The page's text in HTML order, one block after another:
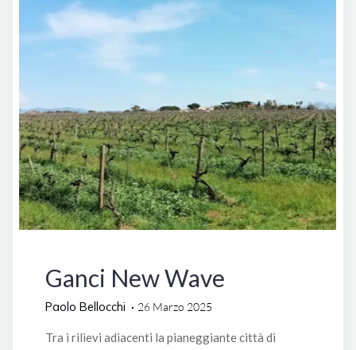
Ganci New Wave
Paolo Bellocchi 26 Marzo 2025
Tra i rilievi adiacenti la pianeggiante città di